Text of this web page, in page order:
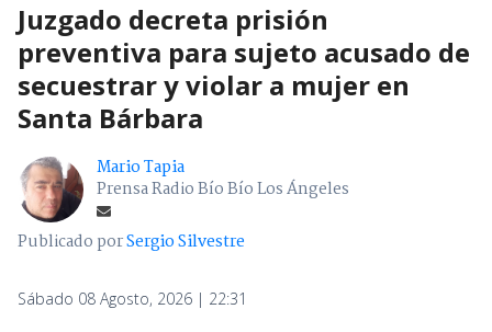
Juzgado decreta prisión
preventiva para sujeto acusado de
secuestrar y violar a mujer en
Santa Bárbara
Mario Tapia
Prensa Radio Bío Bío Los Ángeles
Publicado porSergio Silvestre
Sábado 08 Agosto, 2026 | 22:31